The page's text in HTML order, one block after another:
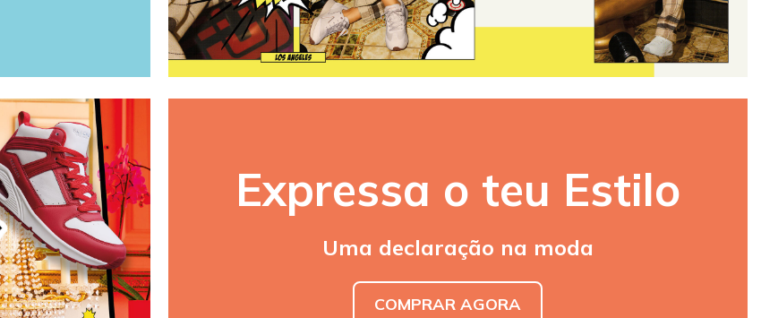
Expressa o teu Estilo
Uma declaração na moda
COMPRAR AGORA